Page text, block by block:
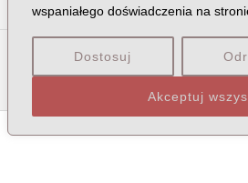
wspaniałego doświadczenia na
Dostosuj
Akceptuj
Ka Ke Ki Kl Kł Km Kn
Kąd Kaf Kal
Kat Kau